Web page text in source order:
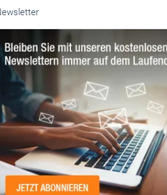
Unsere Themen-Specials im Überblick
Newsletter